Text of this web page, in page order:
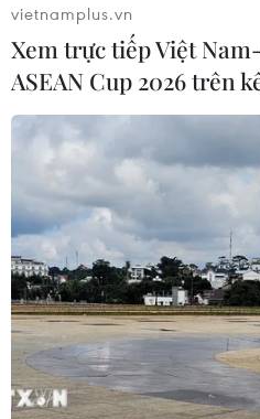
vietnamplus.vn
Xem trực tiếp Việt
ASEAN Cup 2026 trên